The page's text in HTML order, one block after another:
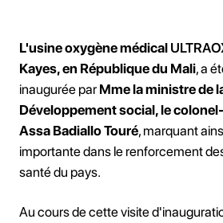
L'usine oxygène médical
Kayes, en République du Mali, a
inaugurée par Mme la ministre de
Développement social, le
Assa Badiallo Touré, marquant
importante dans le renforcement
santé du pays.
Au cours de cette visite